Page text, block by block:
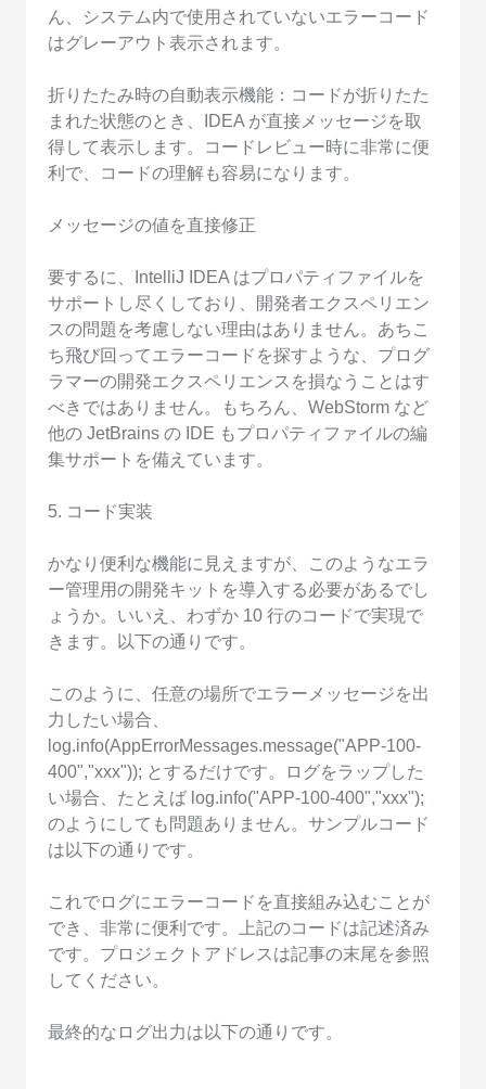
ん、システム内で使用されていないエラーコード
はグレーアウト表示されます。
折りたたみ時の自動表示機能：コードが折りたた
まれた状態のとき、IDEA が直接メッセージを取
得して表示します。コードレビュー時に非常に便
利で、コードの理解も容易になります。
メッセージの値を直接修正
要するに、IntelliJ IDEA はプロパティファイルを
サポートし尽くしており、開発者エクスペリエン
スの問題を考慮しない理由はありません。あちこ
ち飛び回ってエラーコードを探すような、プログ
ラマーの開発エクスペリエンスを損なうことはす
べきではありません。もちろん、WebStorm など
他の JetBrains の IDE もプロパティファイルの編
集サポートを備えています。
5. コード実装
かなり便利な機能に見えますが、このようなエラ
ー管理用の開発キットを導入する必要があるでし
ょうか。いいえ、わずか 10 行のコードで実現で
きます。以下の通りです。
このように、任意の場所でエラーメッセージを出
力したい場合、
log.info(AppErrorMessages.message("APP-100-
400","xxx")); とするだけです。ログをラップした
い場合、たとえば log.info("APP-100-400","xxx");
のようにしても問題ありません。サンプルコード
は以下の通りです。
これでログにエラーコードを直接組み込むことが
でき、非常に便利です。上記のコードは記述済み
です。プロジェクトアドレスは記事の末尾を参照
してください。
最終的なログ出力は以下の通りです。